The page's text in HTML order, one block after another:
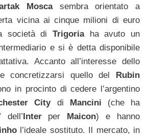
Moscasembra orientato a
vicina ai cinque milioni di euro
società di Trigoriaha avuto un
e si è detta disponibile
Accanto all’interesse dello
concretizzarsi quello del
Rubin
in procinto di cedere l’argentino
Citydi Mancini (che ha
dell’ Interper Maicon) e hanno
l’ideale sostituto. Il mercato, in